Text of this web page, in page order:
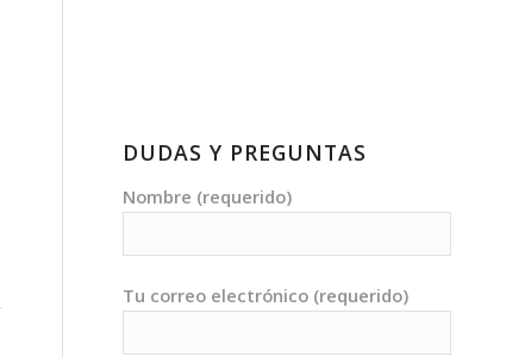
DUDAS Y PREGUNTAS
Nombre (requerido)
Tu correo electrónico (requerido)